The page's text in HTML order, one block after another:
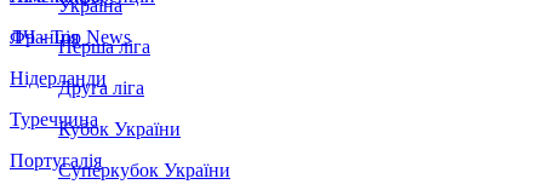
Франція
Нідерланди
Туреччина
Португалія
ЛЧ - Top News
Україна
Перша ліга
Друга ліга
Кубок України
Суперкубок України